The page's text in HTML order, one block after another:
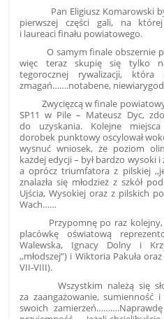
Pan Eligiusz Komarowski był
pierwszej części gali, na
i laureaci finału powiatowego.
O samym finale obszernie
więc teraz skupię się tylko
tegorocznej rywalizacji,
zmagań…….notabene,
Zwycięzcą w finale
SP11 w Pile – Mateusz Dyc,
do uzyskania. Kolejne
dorobek punktowy oscylował
wysnuć wniosek, że poziom
każdej edycji – był bardzo wysoki
a oprócz triumfatora z pilskiej
znalazła się młodzież z szkół
Ujścia, Wysokiej oraz z pilskich
Wach……
Przypomnę po raz kolejny,
placówkę oświatową
Walewska, Ignacy Dolny i
,,młodszej”) i Wiktoria Pakuła
VII-VIII).
Wszystkim należą się
za zaangażowanie, sumienność
swoich